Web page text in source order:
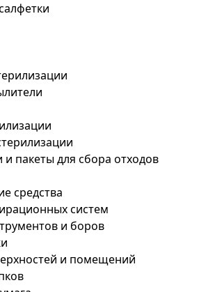
пакеты для сбора отходов
средства
систем
и боров
и помещений